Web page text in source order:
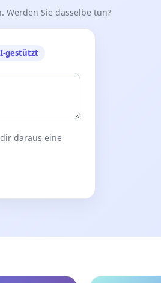
Sie dasselbe tun?
gestützt
daraus eine